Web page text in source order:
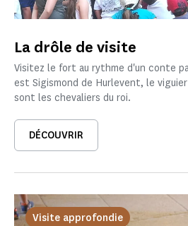
La drôle de visite
Visitez le fort au rythme d'un conte
est Sigismond de Hurlevent, le
sont les chevaliers du roi.
DÉCOUVRIR
Visite approfondie